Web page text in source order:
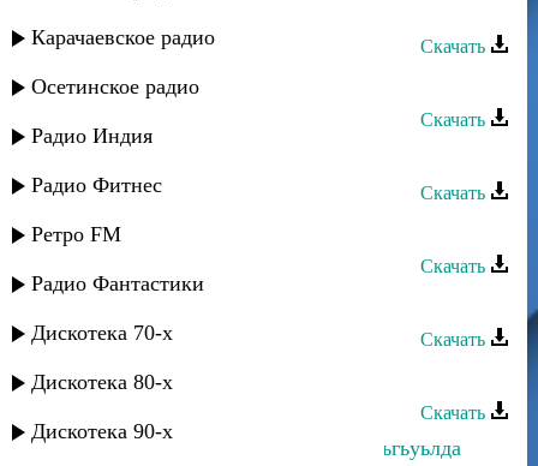
Карачаевское радио
Осетинское радио
Радио Индия
Радио Фитнес
Ретро FM
Радио Фантастики
Дискотека 70-х
Дискотека 80-х
Дискотека 90-х
Скачать
Гапцах группа - Ирена
Скачать
Скачать
Гапцах группа - Буба
Скачать
Гапцах группа - Гуля
Скачать
Гапцах группа - КIани яр
Скачать
Гапцах группа - Хамир масадан гуьгьуьлда